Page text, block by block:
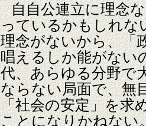
自自公連立に理念
っているかもしれな
理念がないから、「
唱えるしか能がない
代、あらゆる分野で
ならない局面で、無
「社会の安定」を求
ことになりかねない